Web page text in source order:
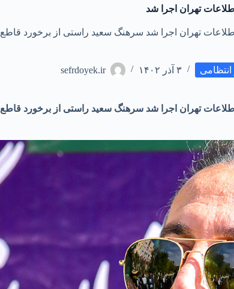
تهران اجرا شد
تهران اجرا شد سرهنگ سعید راستی از برخورد قاطع
۳ آذر ۱۴۰۲ sefrdoyek.ir
تهران اجرا شد سرهنگ سعید راستی از برخورد قاطع